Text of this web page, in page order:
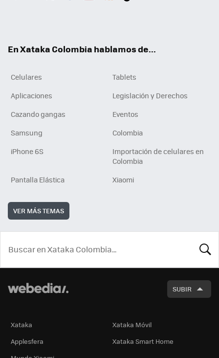
En Xataka Colombia hablamos de...
Celulares
Tablets
Aplicaciones
Legislación y Derechos
Cazando gangas
Eventos
Samsung
Colombia
iPhone 6S
Importación de celulares en
Colombia
Pantalla Elástica
Xiaomi
VER MÁS TEMAS
SUBIR
Xataka
Xataka Móvil
Applesfera
Xataka Smart Home